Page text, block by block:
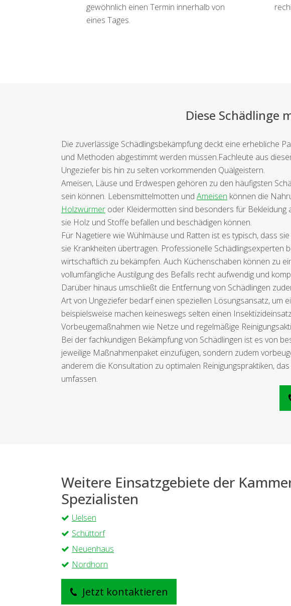
gewöhnlich einen Termin innerhalb von
eines Tages.
Diese Schädlinge
Die zuverlässige Schädlingsbekämpfung deckt eine erhebliche
und Methoden abgestimmt werden müssen.Fachleute aus
Ungeziefer bis hin zu selten vorkommenden Quälgeistern.
Ameisen, Läuse und Erdwespen gehören zu den häufigsten
sein können. Lebensmittelmotten und Ameisen können die
Holzwürmer oder Kleidermotten sind besonders für
sie Holz und Stoffe befallen und beschädigen können.
Für Nagetiere wie Wühlmäuse und Ratten ist es typisch, dass
sie Krankheiten übertragen. Professionelle Schädlingsexperten
wirtschaftlich zu bekämpfen. Auch Küchenschaben können zu
vollumfängliche Austilgung des Befalls recht aufwendig und
Darüber hinaus umschließt die Entfernung von Schädlingen
Art von Ungeziefer bedarf einen speziellen Lösungsansatz, um
beispielsweise machen keineswegs selten einen
Vorbeugemaßnahmen wie Netze und regelmäßige
Bei der fachkundigen Bekämpfung von Schädlingen ist es von
jeweilige Maßnahmenpaket einzufügen, sondern zudem
anderem die Konsultation zu optimalen Reinigungspraktiken,
umfassen.
Weitere Einsatzgebiete der
Spezialisten
Uelsen
Schüttorf
Neuenhaus
Nordhorn
Jetzt kontaktieren